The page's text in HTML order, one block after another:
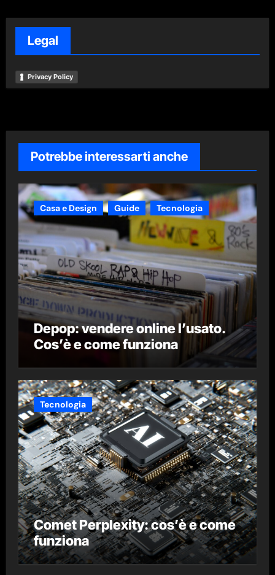
Legal
Privacy Policy
Potrebbe interessarti anche
Casa e Design Guide Tecnologia
Depop: vendere online l’usato.
Cos’è e come funziona
Tecnologia
Comet Perplexity: cos’è e come
funziona